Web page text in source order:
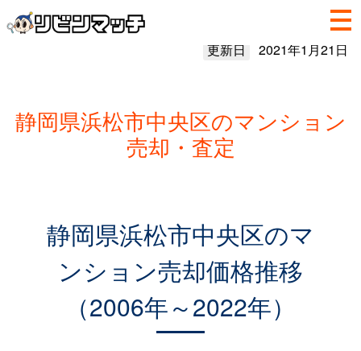
更新日 2021年1月21日
静岡県浜松市中央区のマンション
売却・査定
静岡県浜松市中央区のマ
ンション売却価格推移
（2006年～2022年）